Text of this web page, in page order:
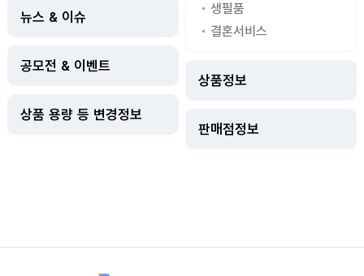
뉴스 & 이슈
공모전 & 이벤트
상품 용량 등 변경정보
생필품
결혼서비스
상품정보
판매점정보